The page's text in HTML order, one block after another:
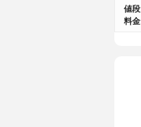
値段
料金